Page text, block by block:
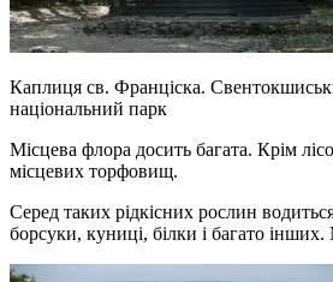
Каплиця св. Франціска.
національний парк
Місцева флора досить багата. Крім
місцевих торфовищ.
Серед таких рідкісних рослин
борсуки, куниці, білки і багато